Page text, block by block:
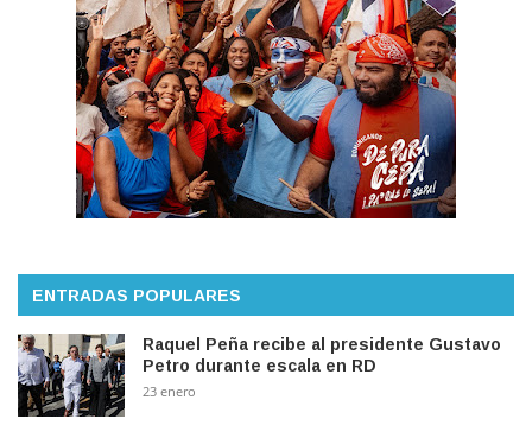
ENTRADAS POPULARES
Raquel Peña recibe al presidente Gustavo
Petro durante escala en RD
23 enero